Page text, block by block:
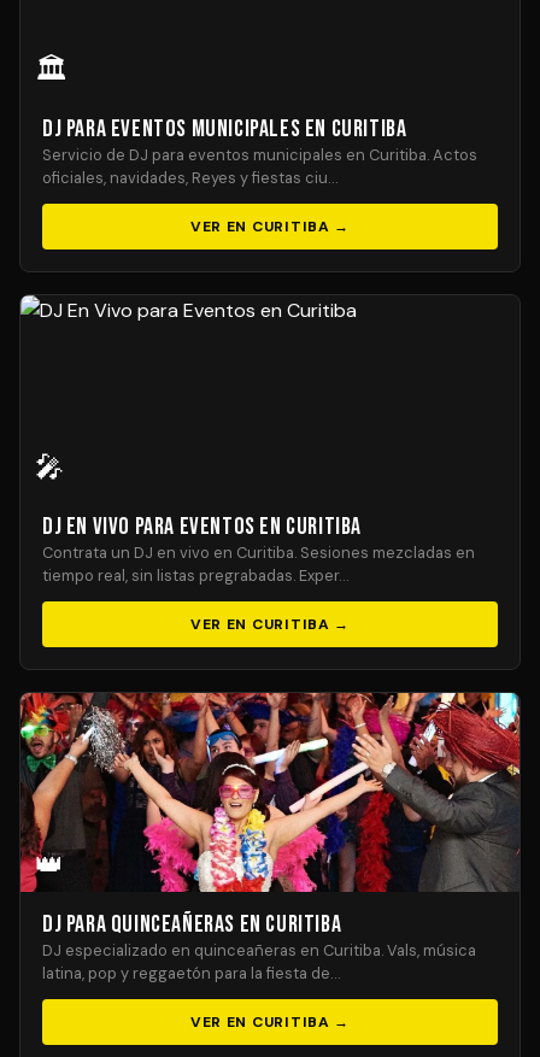
🏛️
DJ para Eventos Municipales en Curitiba
Servicio de DJ para eventos municipales en Curitiba. Actos
oficiales, navidades, Reyes y fiestas ciu…
VER EN CURITIBA →
🎤
DJ En Vivo para Eventos en Curitiba
Contrata un DJ en vivo en Curitiba. Sesiones mezcladas en
tiempo real, sin listas pregrabadas. Exper…
VER EN CURITIBA →
👑
DJ para Quinceañeras en Curitiba
DJ especializado en quinceañeras en Curitiba. Vals, música
latina, pop y reggaetón para la fiesta de…
VER EN CURITIBA →